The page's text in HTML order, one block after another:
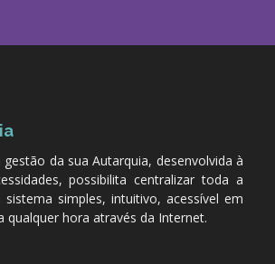
da sua Autarquia, desenvolvida à
possibilita centralizar toda a
simples, intuitivo, acessível em
qualquer hora através da Internet.